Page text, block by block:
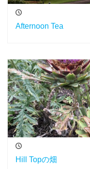
Afternoon Tea
Hill Topの畑